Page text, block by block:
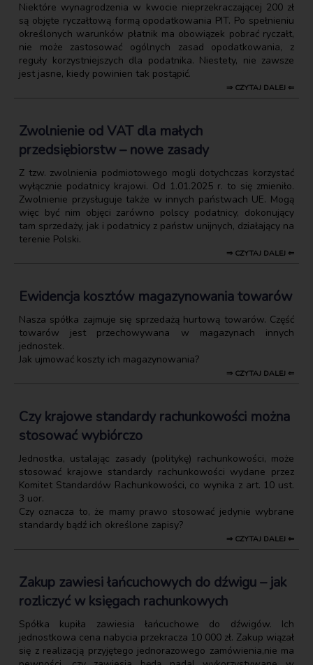
Niektóre wynagrodzenia w kwocie nieprzekraczającej 200 zł
są objęte ryczałtową formą opodatkowania PIT. Po spełnieniu
określonych warunków płatnik ma obowiązek pobrać ryczałt,
nie może zastosować ogólnych zasad opodatkowania, z
reguły korzystniejszych dla podatnika. Niestety, nie zawsze
jest jasne, kiedy powinien tak postąpić.
⇒ CZYTAJ DALEJ ⇐
Zwolnienie od VAT dla małych
przedsiębiorstw – nowe zasady
Z tzw. zwolnienia podmiotowego mogli dotychczas korzystać
wyłącznie podatnicy krajowi. Od 1.01.2025 r. to się zmieniło.
Zwolnienie przysługuje także w innych państwach UE. Mogą
więc być nim objęci zarówno polscy podatnicy, dokonujący
tam sprzedaży, jak i podatnicy z państw unijnych, działający na
terenie Polski.
⇒ CZYTAJ DALEJ ⇐
Ewidencja kosztów magazynowania towarów
Nasza spółka zajmuje się sprzedażą hurtową towarów. Część
towarów jest przechowywana w magazynach innych
jednostek.
Jak ujmować koszty ich magazynowania?
⇒ CZYTAJ DALEJ ⇐
Czy krajowe standardy rachunkowości można
stosować wybiórczo
Jednostka, ustalając zasady (politykę) rachunkowości, może
stosować krajowe standardy rachunkowości wydane przez
Komitet Standardów Rachunkowości, co wynika z art. 10 ust.
3 uor.
Czy oznacza to, że mamy prawo stosować jedynie wybrane
standardy bądź ich określone zapisy?
⇒ CZYTAJ DALEJ ⇐
Zakup zawiesi łańcuchowych do dźwigu – jak
rozliczyć w księgach rachunkowych
Spółka kupiła zawiesia łańcuchowe do dźwigów. Ich
jednostkowa cena nabycia przekracza 10 000 zł. Zakup wiązał
się z realizacją przyjętego jednorazowego zamówienia,nie ma